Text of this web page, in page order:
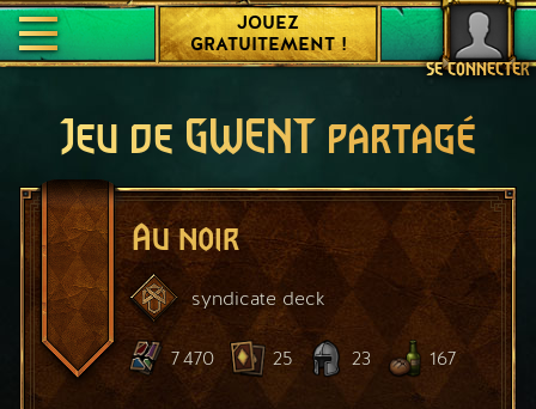
SE CONNECTER
JOUEZ
GRATUITEMENT !
Jeu de GWENT partagé
Au noir
syndicate deck
7 470 25 23 167